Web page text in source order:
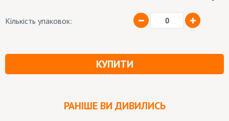
Кількість упаковок:
КУПИТИ
РАНІШЕ ВИ ДИВИЛИСЬ